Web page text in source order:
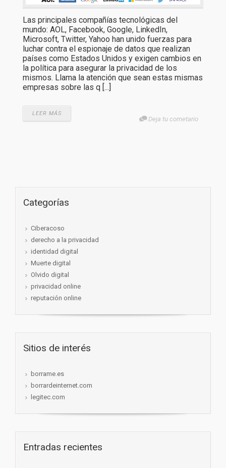
Las principales compañías tecnológicas del
mundo: AOL, Facebook, Google, LinkedIn,
Microsoft, Twitter, Yahoo han unido fuerzas para
luchar contra el espionaje de datos que realizan
países como Estados Unidos y exigen cambios en
la política para asegurar la privacidad de los
mismos. Llama la atención que sean estas mismas
empresas sobre las q [...]
LEER MÁS
Deja tu cometario
Categorías
Ciberacoso
derecho a la privacidad
identidad digital
Muerte digital
Olvido digital
privacidad online
reputación online
Sitios de interés
borrame.es
borrardeinternet.com
legitec.com
Entradas recientes